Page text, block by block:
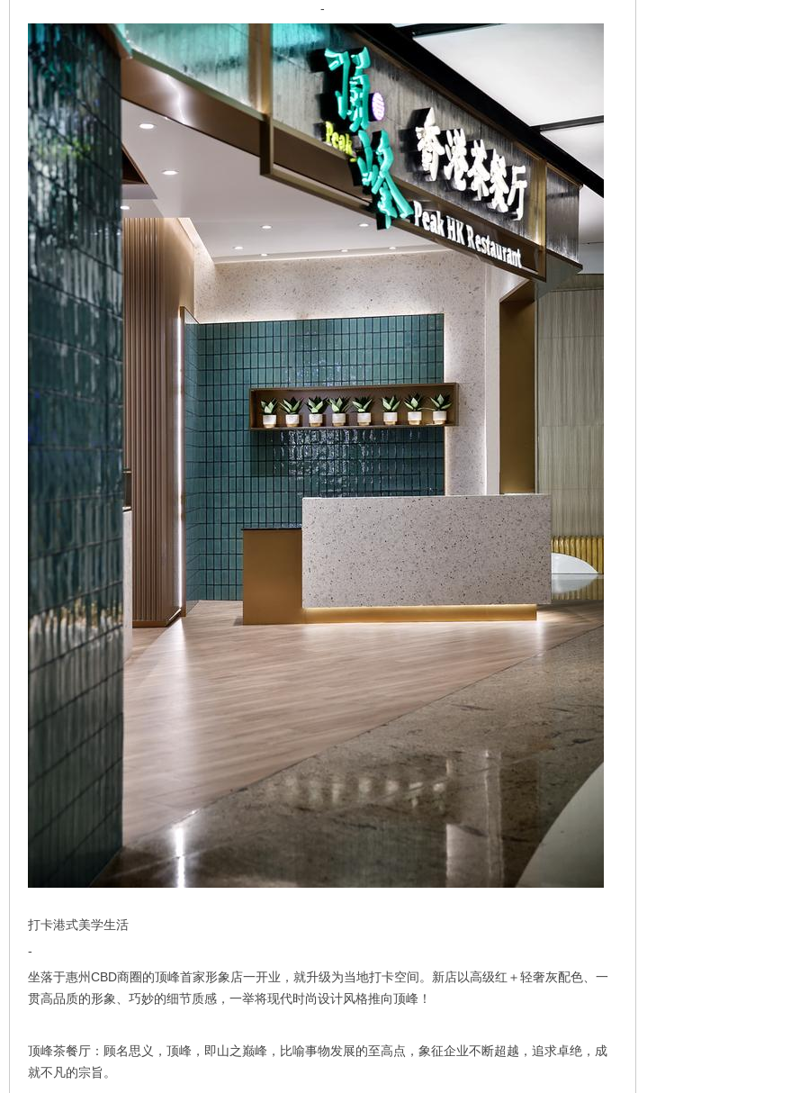
-
打卡港式美学生活
-
坐落于惠州CBD商圈的顶峰首家形象店一开业，就升级为当地打卡空间。新店以高级红＋轻奢灰配色、一
贯高品质的形象、巧妙的细节质感，一举将现代时尚设计风格推向顶峰！
顶峰茶餐厅：顾名思义，顶峰，即山之巅峰，比喻事物发展的至高点，象征企业不断超越，追求卓绝，成
就不凡的宗旨。